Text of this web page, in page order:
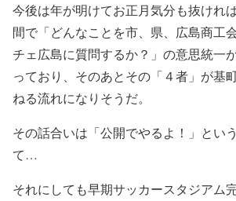
今後は年が明けてお正月気分も抜けれ
間で「どんなことを市、県、広島商工
チェ広島に質問するか？」の意思統一
っており、そのあとその「４者」が基
ねる流れになりそうだ。
その話合いは「公開でやるよ！」とい
て…
それにしても早期サッカースタジアム